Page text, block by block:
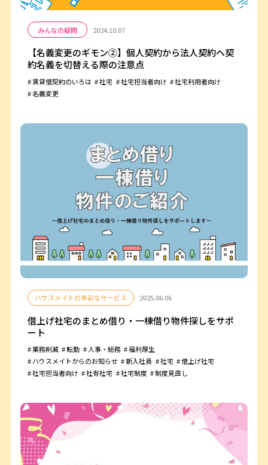
みんなの疑問 2024.10.07
【名義変更のギモン②】個人契約から法人契約へ契
約名義を切替える際の注意点
賃貸借契約のいろは 社宅 社宅担当者向け
社宅利用者向け
名義変更
ハウスメイトの多彩なサービス 2025.06.06
借上げ社宅のまとめ借り・一棟借り物件探しをサポ
ート
業務削減 転勤 人事・総務
福利厚生
ハウスメイトからのお知らせ
新入社員 社宅
借上げ社宅
社宅担当者向け
社有社宅 社宅制度 制度見直し